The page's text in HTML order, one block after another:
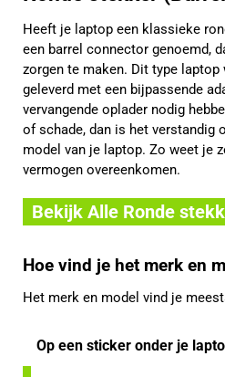
Heeft je laptop een klassieke
een barrel connector genoemd,
zorgen te maken. Dit type
geleverd met een bijpassende
vervangende oplader nodig
of schade, dan is het verstandig
model van je laptop. Zo weet je
vermogen overeenkomen.
Bekijk Alle Ronde
Hoe vind je het merk en
Het merk en model vind je
Op een sticker onder je